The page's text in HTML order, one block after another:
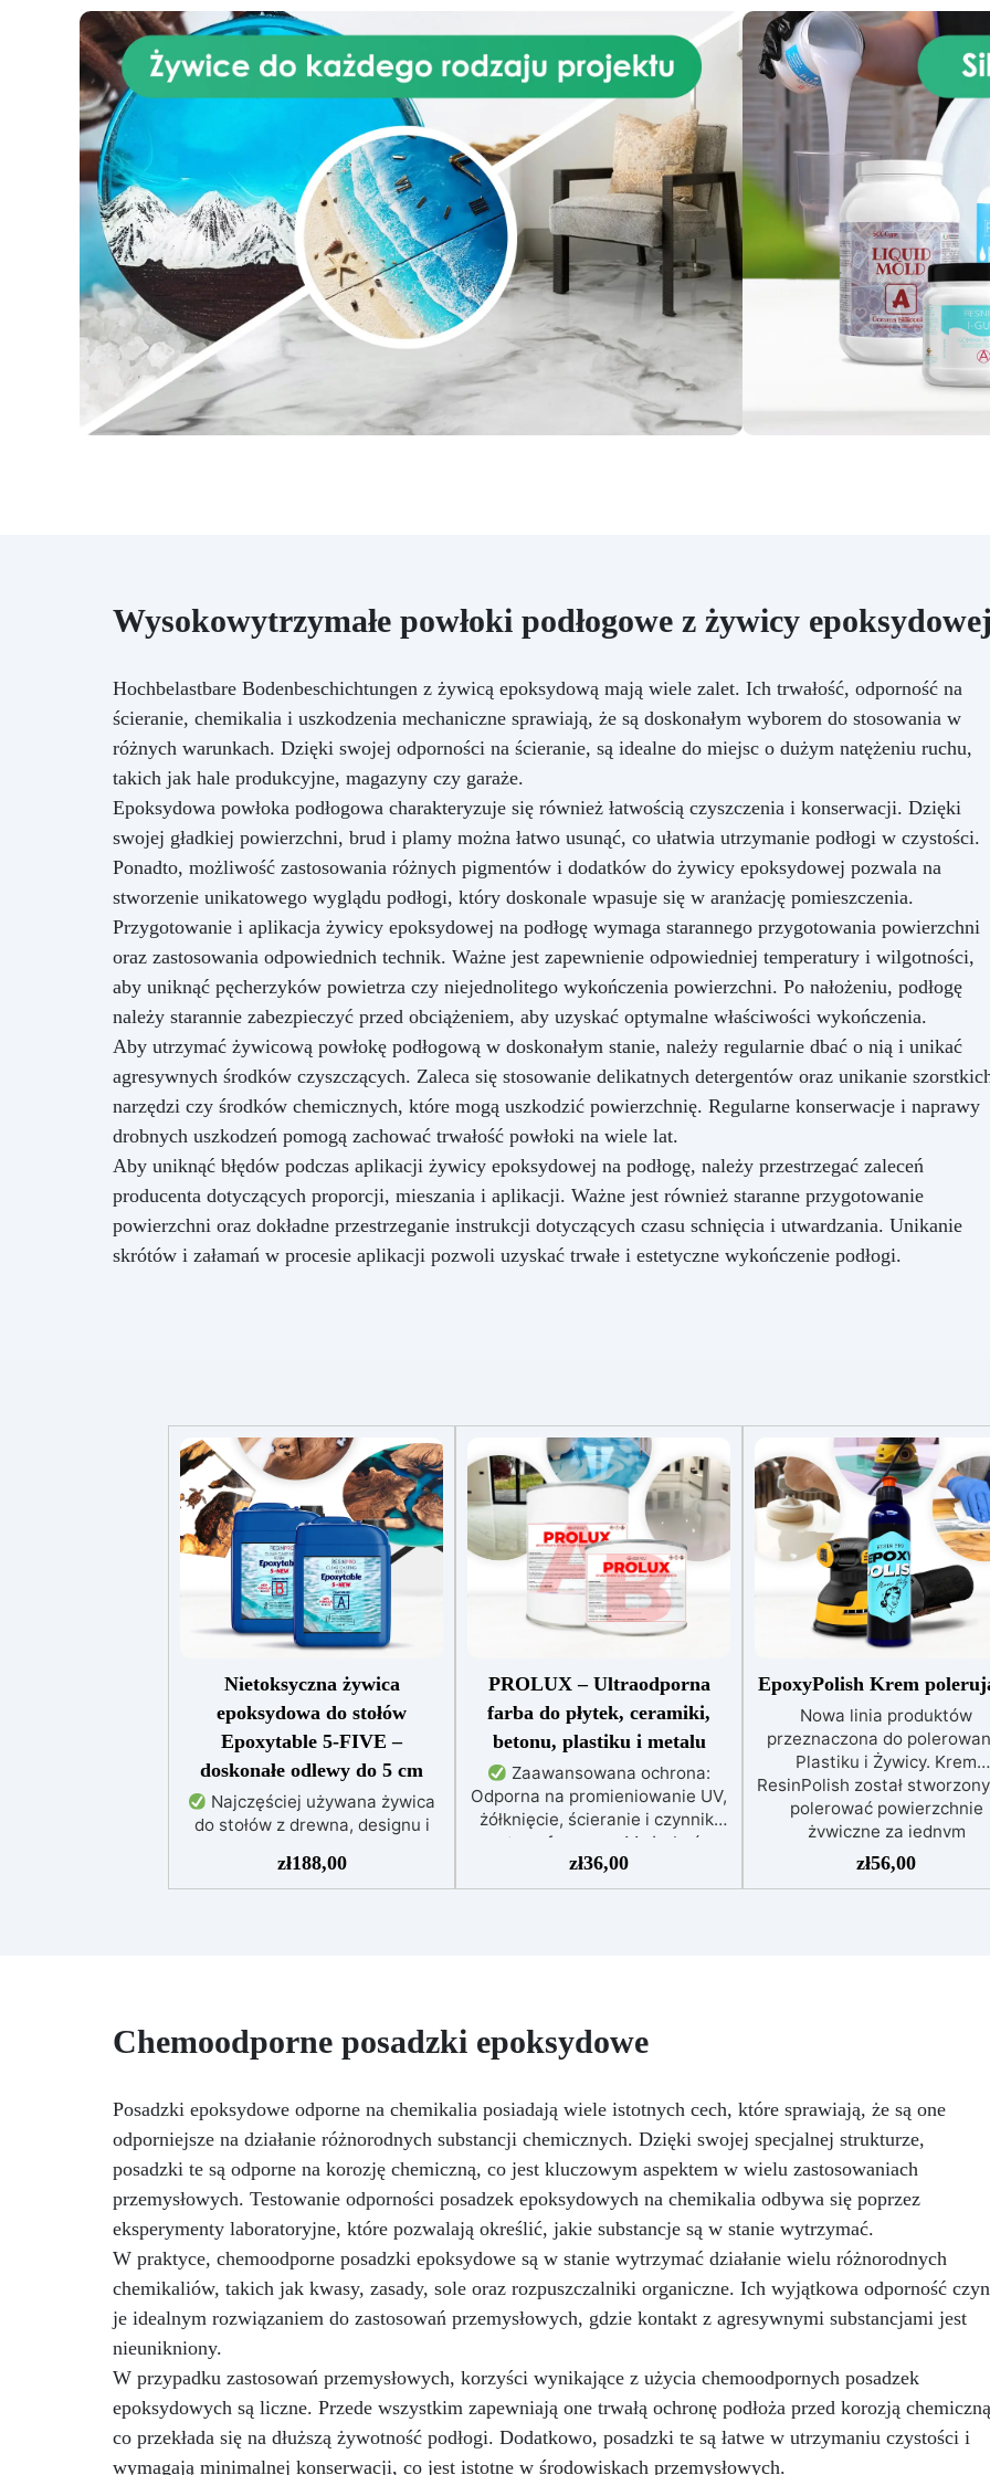
wygląda, ale też imituje
prawdziwy marmur. Idealna do
użytku wewnątrz pomieszczeń,
ten produkt doskonale nadaje
się do odnowienia kuchni lub
łazienki bez kosztów i złożoności
związanych z instalacją
prawdziwych płyt marmurowych.
Aplikacja zestawu efektu
marmuru Carrara jest prosta i
dostępna nawet dla osób bez
wcześniejszego doświadczenia
w pracach rękodzielniczych,
dzięki szczegółowym
instrukcjom prowadzącym
użytkownika przez etapy
przygotowania powierzchni,
mieszania i aplikacji żywicy
Wysokowytrzymałe powłoki podłogowe z żywicy
Hochbelastbare Bodenbeschichtungen z żywicą epoksydową mają wiele zalet. Ich trwałość, odporność na
ścieranie, chemikalia i uszkodzenia mechaniczne sprawiają, że są doskonałym wyborem do stosowania w
różnych warunkach. Dzięki swojej odporności na ścieranie, są idealne do miejsc o dużym natężeniu ruchu,
takich jak hale produkcyjne, magazyny czy garaże.
Epoksydowa powłoka podłogowa charakteryzuje się również łatwością czyszczenia i konserwacji. Dzięki
swojej gładkiej powierzchni, brud i plamy można łatwo usunąć, co ułatwia utrzymanie podłogi w czystości.
Ponadto, możliwość zastosowania różnych pigmentów i dodatków do żywicy epoksydowej pozwala na
stworzenie unikatowego wyglądu podłogi, który doskonale wpasuje się w aranżację pomieszczenia.
Przygotowanie i aplikacja żywicy epoksydowej na podłogę wymaga starannego przygotowania powierzchni
oraz zastosowania odpowiednich technik. Ważne jest zapewnienie odpowiedniej temperatury i wilgotności,
aby uniknąć pęcherzyków powietrza czy niejednolitego wykończenia powierzchni. Po nałożeniu, podłogę
należy starannie zabezpieczyć przed obciążeniem, aby uzyskać optymalne właściwości wykończenia.
Aby utrzymać żywicową powłokę podłogową w doskonałym stanie, należy regularnie dbać o nią i unikać
agresywnych środków czyszczących. Zaleca się stosowanie delikatnych detergentów oraz unikanie
narzędzi czy środków chemicznych, które mogą uszkodzić powierzchnię. Regularne konserwacje i naprawy
drobnych uszkodzeń pomogą zachować trwałość powłoki na wiele lat.
Aby uniknąć błędów podczas aplikacji żywicy epoksydowej na podłogę, należy przestrzegać zaleceń
producenta dotyczących proporcji, mieszania i aplikacji. Ważne jest również staranne przygotowanie
powierzchni oraz dokładne przestrzeganie instrukcji dotyczących czasu schnięcia i utwardzania. Unikanie
skrótów i załamań w procesie aplikacji pozwoli uzyskać trwałe i estetyczne wykończenie podłogi.
Nietoksyczna żywica
epoksydowa do stołów
Epoxytable 5-FIVE –
doskonałe odlewy do 5 cm
Najczęściej używana żywica
do stołów z drewna, designu i
odlewów do 5 cm.
niska egzotermia zapewniająca
eliminująca pęcherzyki
powietrza i zapewniająca
Bezpieczna i nietoksyczna,
wolna od BPA/VOC,
certyfikowana do długotrwałego
kontaktu ze skórą.
zł188,00
PROLUX – Ultraodporna
farba do płytek, ceramiki,
betonu, plastiku i metalu
Zaawansowana ochrona:
Odporna na promieniowanie UV,
żółknięcie, ścieranie i czynniki
atmosferyczne. Może być
nakładana bezpośrednio na
płytki, beton, metal lub inne
trwałości.
Wszechstronne i
personalizowane wykończenie:
NCS, z wykończeniem w połysku.
Kryjąca już przy jednej warstwie.
Uniwersalna: Doskonała do
podłóg, parkingów, magazynów
oraz do powłok na odpowiednio
przygotowanej stali.
Zgodność i bezpieczeństwo:
Zgodna z Rozporządzeniem UE
nr 305/2011 – Rozporządzeniem
UE nr 574/2014 – Oznakowanie
CE zgodnie z normą EN 1504-2
Właściwości Użytkowych (DoP).
zł36,00
EpoxyPolish Krem
Nowa linia produktów
przeznaczona do
Plastiku i Żywicy. Krem
ResinPolish został
polerować powierzchnie
żywiczne za jednym
pociągnięciem. Jest
idealny do szybkiego
pozbawione
nawet na ciemniejszych
żelkotach, które mogą
więcej trudności.
zł56,00
Chemoodporne posadzki epoksydowe
Posadzki epoksydowe odporne na chemikalia posiadają wiele istotnych cech, które sprawiają, że są one
odporniejsze na działanie różnorodnych substancji chemicznych. Dzięki swojej specjalnej strukturze,
posadzki te są odporne na korozję chemiczną, co jest kluczowym aspektem w wielu zastosowaniach
przemysłowych. Testowanie odporności posadzek epoksydowych na chemikalia odbywa się poprzez
eksperymenty laboratoryjne, które pozwalają określić, jakie substancje są w stanie wytrzymać.
W praktyce, chemoodporne posadzki epoksydowe są w stanie wytrzymać działanie wielu różnorodnych
chemikaliów, takich jak kwasy, zasady, sole oraz rozpuszczalniki organiczne. Ich wyjątkowa odporność
je idealnym rozwiązaniem do zastosowań przemysłowych, gdzie kontakt z agresywnymi substancjami jest
nieunikniony.
W przypadku zastosowań przemysłowych, korzyści wynikające z użycia chemoodpornych posadzek
epoksydowych są liczne. Przede wszystkim zapewniają one trwałą ochronę podłoża przed korozją
co przekłada się na dłuższą żywotność podłogi. Dodatkowo, posadzki te są łatwe w utrzymaniu czystości i
wymagają minimalnej konserwacji, co jest istotne w środowiskach przemysłowych.